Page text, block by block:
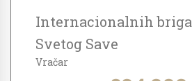
Internacionalnih
Svetog Save
Vračar